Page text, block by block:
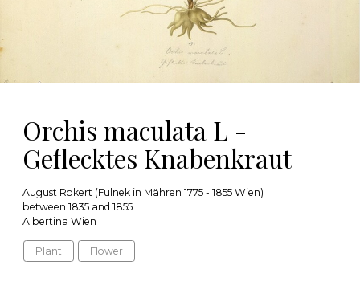
Orchis maculata L -
Geflecktes Knabenkraut
August Rokert (Fulnek in Mähren 1775 - 1855 Wien)
between 1835 and 1855
Albertina Wien
Plant Flower